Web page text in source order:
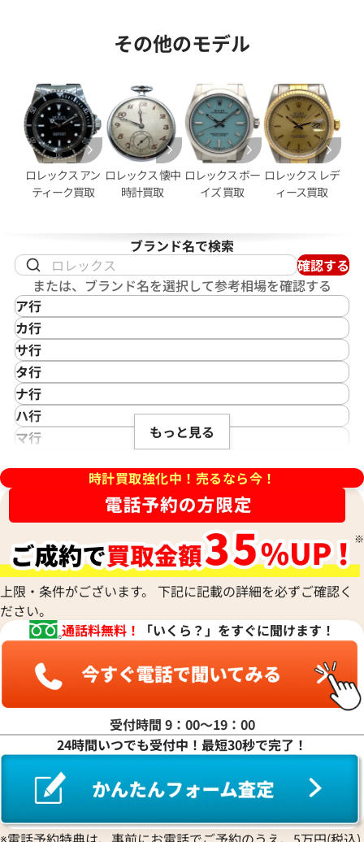
イトジャスト 126333NG シ
日時点の参考買取価格です
ロレックス デイトジャスト
ホワイトシェル文字盤
参考買取価格
2,950,000円
※2026年2月時点の参考買取
イトジャスト 41 126303 ス
格
点の参考買取価格です
ロレックス デイトジャスト
ホワイトシェル文字盤
参考買取価格
1,970,000
※2026年1月時点の参考買取価
イトジャスト 41 126303G
格
ロレックス デイトジャスト
ルド
参考買取価格
その他のモデル
ロレックス アン
ティーク買取
ロレックス 懐中
時計買取
ロレックス ボー
イズ 買取
ロレックス レデ
ィース買取
ブランド名で検索
確認する
または、ブランド名を選択して参考相場を確認する
ア行
IKEPOD
アイクポッド
IWC
アイダブリューシー
Azimuth
アジムース
ANONIMO
Alain Silberstein
アラン・シルベスタイン
Armand Nicolet
アルマン・ニコレ
WALTHAM
ウォルサム
HUBLOT
ウブロ
ETERNA
エテルナ
EDOX
エドックス
EBERHARD
エベラール
EBEL
エベル
EPOS
Hermes
カ行
CASIO
カシオ
Cartier
カルティエ
Gaga Milano
ガガミラノ
Quinting
クインティング
Cuervo y Sobrinos
クエルボ・イ・ソブリノス
CVSTOS
クストス
Chronoswiss
クロノスイス
GUCCI
グッチ
Graham
グラハム
Grand Seiko
グランドセイコー
CORUM
コルム
Concord
コンコルド
サ行
Saint Laurent
サンローラン
Shellman
シェルマン
CITIZEN
シチズン
Chopard
ショパール
CHAUMET
ショーメ
Jacob & Co.
ジェイコブ
Gerald Genta
ジェラルド・ジェンタ
Jaeger-LeCoultre
ジャケ・ドロー
Girard-Perregaux
ジラール・ペルゴ
Sinn
ジン
STOWA
タ行
TAG Heuer
タグ・ホイヤー
Daniel Roth
ダニエル・ロート
TUDOR
チューダー(チュードル)
ティファニー
Dior
ディオール
ナ行
NOMOS Glashütte
ノモス グラスヒュッテ
ハ行
Hamilton
Harry Winston
ハリー・ウィンストン
Patek Philippe
Panerai
パネライ
Parmigiani Fleurier
パルミジャーニ・フルリエ
Piaget
PIERRE KUNZ
ピエール・クンツ
FRANCK MULLER
フランク ミュラー
BOUCHERON
ブシュロン
BREITLING
ブライトリング
Blancpain
マ行
MAURICE LACROIX
モーリス・ラクロア
RALPH LAUREN
ラルフ ローレン
リシャール・ミル
Louis Vuitton
ルイ・ヴィトン
Luminox
ルミノックス
Ressence
ROGER DUBUIS
ロジェ・デュブイ
ROLEX
ロレックス
LONGINES
ロンジン
もっと見る
時計買取強化中！売るなら今！
上限・条件がございます。 下記に記載の詳細を必ずご確認く
ださい。
通話料無料！
「いくら？」をすぐに聞けます！
受付時間 9：00〜19：00
24時間いつでも受付中！最短30秒で完了！